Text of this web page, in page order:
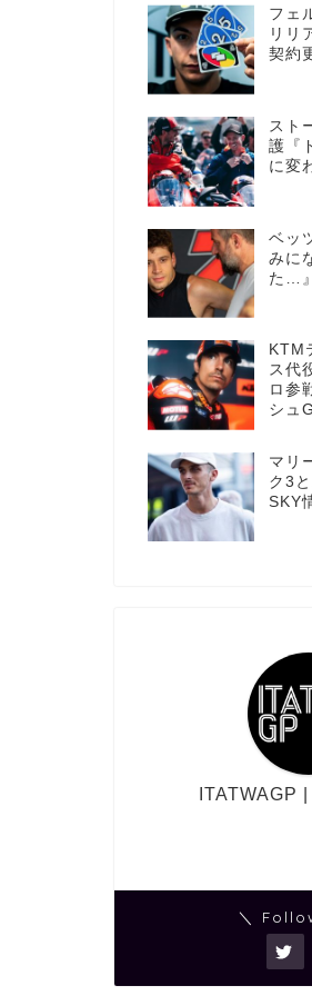
フェ
リリ
契約
スト
護『
に変
ベッ
みに
た…』
KTM
ス代
ロ参
シュ
マリ
ク3
SKY
ITATWAGP
＼